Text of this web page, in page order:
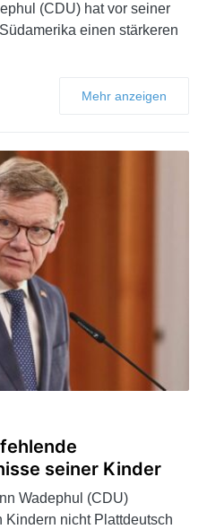
(CDU) hat vor seiner
einen stärkeren
Mehr anzeigen
seiner Kinder
Wadephul (CDU)
Kindern nicht Plattdeutsch